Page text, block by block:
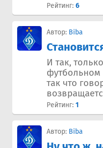
Рейтинг: 6
Автор: Biba
И так,
футбольном
так что
Рейтинг: 1
Автор: Biba